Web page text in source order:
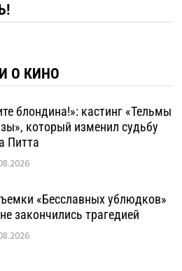
О КИНО
блондина!»: кастинг «Тельмы
который изменил судьбу
Питта
«Бесславных ублюдков»
закончились трагедией